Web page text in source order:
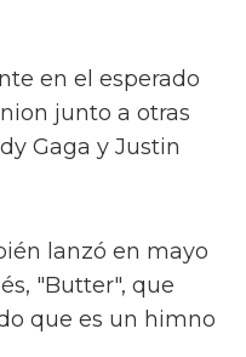
en el esperado
junto a otras
Gaga y Justin
lanzó en mayo
"Butter", que
que es un himno